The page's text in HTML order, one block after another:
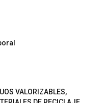
VALORIZABLES,